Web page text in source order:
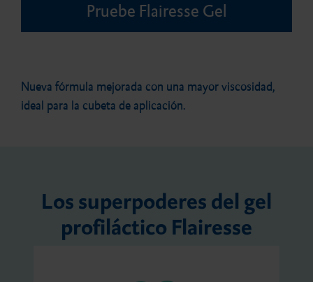
Pruebe Flairesse Gel
Nueva fórmula mejorada con una mayor viscosidad,
ideal para la cubeta de aplicación.
Los superpoderes del gel
profiláctico Flairesse